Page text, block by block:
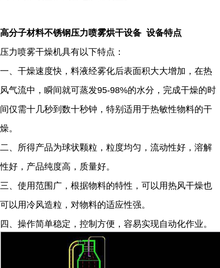
高分子材料不锈钢压力喷雾烘干设备 设备特点
压力喷雾干燥机具有以下特点：
一、干燥速度快，料液经雾化后表面积大大增加，在热
风气流中，瞬间就可蒸发95-98%的水分，完成干燥的时
间仅需十几秒到数十秒钟，特别适用于热敏性物料的干
燥。
二、所得产品为球状颗粒，粒度均匀，流动性好，溶解
性好，产品纯度高，质量好。
三、使用范围广，根据物料的特性，可以用热风干燥也
可以用冷风造粒，对物料的适应性强。
四、操作简单稳定，控制方便，容易实现自动化作业。